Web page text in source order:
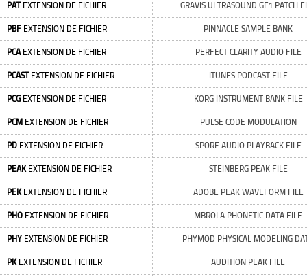
PATEXTENSION DE FICHIER GRAVIS ULTRASOUND GF1 PATCH
PBF EXTENSION DE FICHIER PINNACLE SAMPLE BANK
PCAEXTENSION DE FICHIER PERFECT CLARITY AUDIO FILE
PCASTEXTENSION DE FICHIER ITUNES PODCAST FILE
PCG EXTENSION DE FICHIER KORG INSTRUMENT BANK FILE
PCM EXTENSION DE FICHIER PULSE CODE MODULATION
PD EXTENSION DE FICHIER SPORE AUDIO PLAYBACK FILE
PEAKEXTENSION DE FICHIER STEINBERG PEAK FILE
PEKEXTENSION DE FICHIER ADOBE PEAK WAVEFORM FILE
PHO EXTENSION DE FICHIER MBROLA PHONETIC DATA FILE
PHY EXTENSION DE FICHIER PHYMOD PHYSICAL MODELING
PKEXTENSION DE FICHIER AUDITION PEAK FILE